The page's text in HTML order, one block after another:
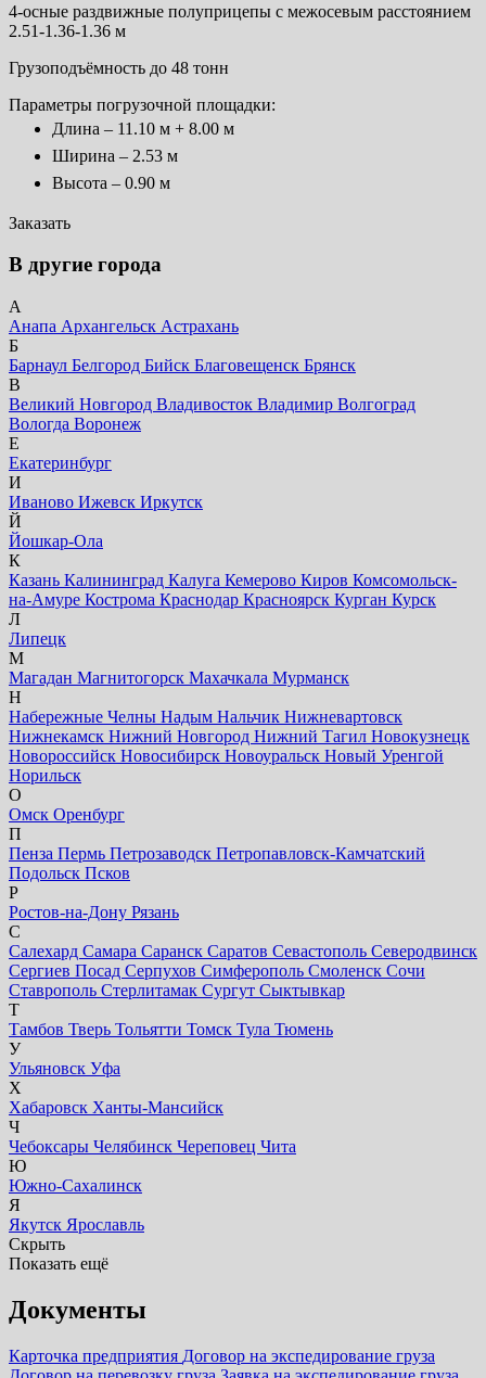
4-осные раздвижные полуприцепы с межосевым расстоянием
2.51-1.36-1.36 м
Грузоподъёмность до 48 тонн
Параметры погрузочной площадки:
Длина – 11.10 м + 8.00 м
Ширина – 2.53 м
Высота – 0.90 м
Заказать
В другие города
А
Анапа Архангельск Астрахань
Б
Барнаул Белгород Бийск Благовещенск Брянск
В
Великий Новгород Владивосток Владимир Волгоград
Вологда Воронеж
Е
Екатеринбург
И
Иваново Ижевск Иркутск
Й
Йошкар-Ола
К
Казань Калининград Калуга Кемерово Киров Комсомольск-
на-Амуре Кострома Краснодар Красноярск Курган Курск
Л
Липецк
М
Магадан Магнитогорск Махачкала Мурманск
Н
Набережные Челны Надым Нальчик Нижневартовск
Нижнекамск Нижний Новгород Нижний Тагил Новокузнецк
Новороссийск Новосибирск Новоуральск Новый Уренгой
Норильск
О
Омск Оренбург
П
Пенза Пермь Петрозаводск Петропавловск-Камчатский
Подольск Псков
Р
Ростов-на-Дону Рязань
С
Салехард Самара Саранск Саратов Севастополь Северодвинск
Сергиев Посад Серпухов Симферополь Смоленск Сочи
Ставрополь Стерлитамак Сургут Сыктывкар
Т
Тамбов Тверь Тольятти Томск Тула Тюмень
У
Ульяновск Уфа
Х
Хабаровск Ханты-Мансийск
Ч
Чебоксары Челябинск Череповец Чита
Ю
Южно-Сахалинск
Я
Якутск Ярославль
Скрыть
Показать ещё
Документы
Карточка предприятия Договор на экспедирование груза